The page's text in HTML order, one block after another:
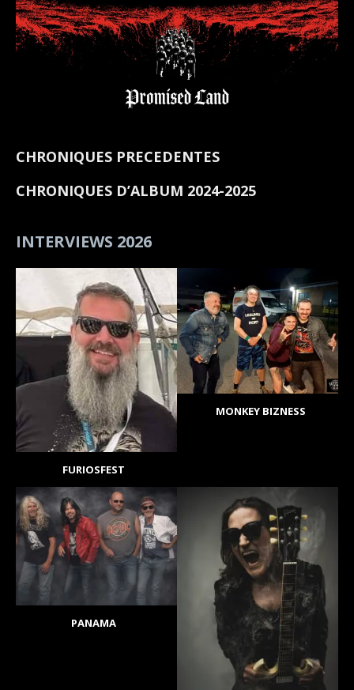
CHRONIQUES PRECEDENTES
CHRONIQUES D’ALBUM 2024-2025
INTERVIEWS 2026
FURIOSFEST
MONKEY BIZNESS
PANAMA